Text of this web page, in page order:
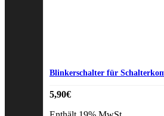
Blinkerschalter für
5,90€